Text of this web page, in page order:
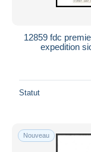
12859 fdc
expedition
Statut
Nouveau